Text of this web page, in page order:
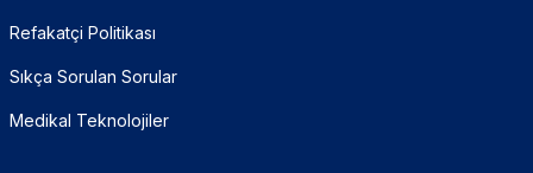
Refakatçi Politikası
Sıkça Sorulan Sorular
Medikal Teknolojiler